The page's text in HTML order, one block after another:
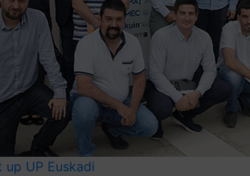
up UP Euskadi